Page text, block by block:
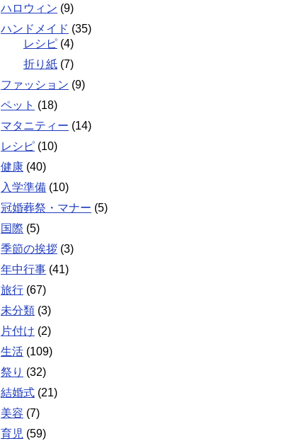
ハロウィン (9)
ハンドメイド (35)
レシピ (4)
折り紙 (7)
ファッション (9)
ペット (18)
マタニティー (14)
レシピ (10)
健康 (40)
入学準備 (10)
冠婚葬祭・マナー (5)
国際 (5)
季節の挨拶 (3)
年中行事 (41)
旅行 (67)
未分類 (3)
片付け (2)
生活 (109)
祭り (32)
結婚式 (21)
美容 (7)
育児 (59)